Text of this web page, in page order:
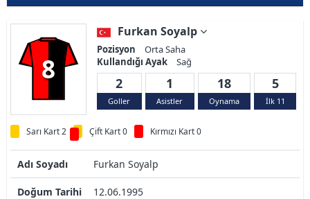
8
Furkan Soyalp
Pozisyon
Orta Saha
Kullandığı Ayak
Sağ
2
Goller
1
Asistler
18
Oynama
5
İlk 11
Sarı Kart 2 Çift Kart 0 Kırmızı Kart 0
Adı Soyadı Furkan Soyalp
Doğum Tarihi 12.06.1995